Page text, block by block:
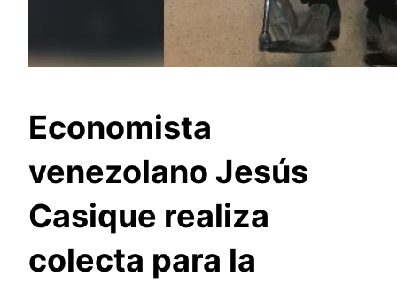
Economista
venezolano Jesús
Casique realiza
colecta para la